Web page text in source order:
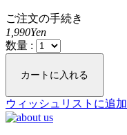
ご注文の手続き
1,990Yen
数量 :
カートに入れる
ウィッシュリストに追加